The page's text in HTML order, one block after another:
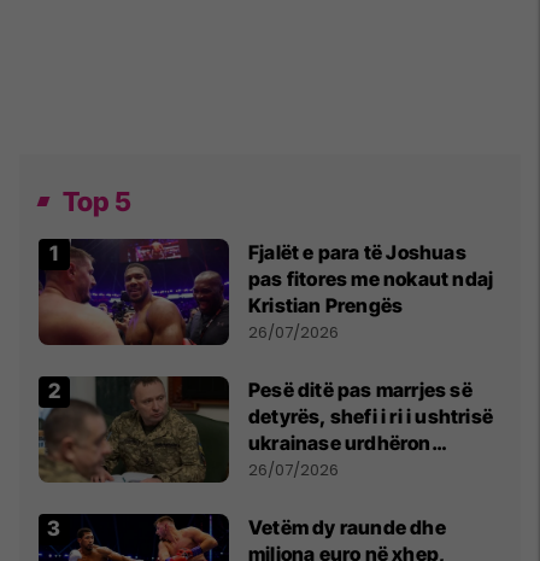
Top 5
Fjalët e para të Joshuas
pas fitores me nokaut ndaj
Kristian Prengës
26/07/2026
Pesë ditë pas marrjes së
detyrës, shefi i ri i ushtrisë
ukrainase urdhëron
kontroll të madh
26/07/2026
Vetëm dy raunde dhe
miliona euro në xhep,